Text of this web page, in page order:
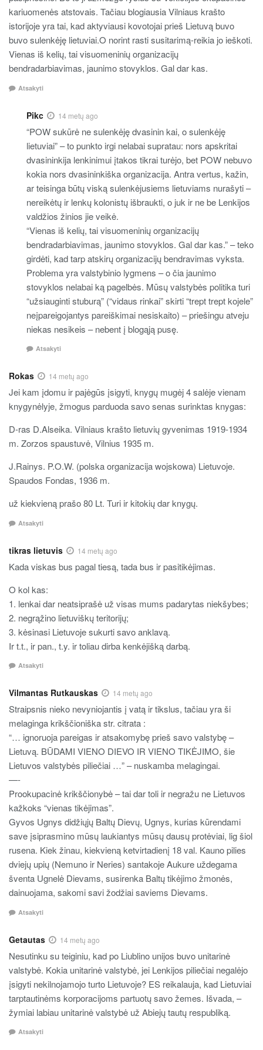
kariuomenės atstovais. Tačiau blogiausia Vilniaus krašto
istorijoje yra tai, kad aktyviausi kovotojai prieš Lietuvą buvo
buvo sulenkėję lietuviai.O norint rasti susitarimą-reikia jo ieškoti.
Vienas iš kelių, tai visuomeninių organizacijų
bendradarbiavimas, jaunimo stovyklos. Gal dar kas.
Atsakyti
Pikc 14 metų ago
“POW sukūrė ne sulenkėję dvasinin kai, o sulenkėję
lietuviai” – to punkto irgi nelabai supratau: nors apskritai
dvasininkija lenkinimui įtakos tikrai turėjo, bet POW nebuvo
kokia nors dvasininkiška organizacija. Antra vertus, kažin,
ar teisinga būtų viską sulenkėjusiems lietuviams nurašyti –
nereikėtų ir lenkų kolonistų išbraukti, o juk ir ne be Lenkijos
valdžios žinios jie veikė.
“Vienas iš kelių, tai visuomeninių organizacijų
bendradarbiavimas, jaunimo stovyklos. Gal dar kas.” – teko
girdėti, kad tarp atskirų organizacijų bendravimas vyksta.
Problema yra valstybinio lygmens – o čia jaunimo
stovyklos nelabai ką pagelbės. Mūsų valstybės politika turi
“užsiauginti stuburą” (“vidaus rinkai” skirti “trept trept kojele”
neįpareigojantys pareiškimai nesiskaito) – priešingu atveju
niekas nesikeis – nebent į blogąją pusę.
Atsakyti
Rokas 14 metų ago
Jei kam įdomu ir pajėgūs įsigyti, knygų mugėj 4 salėje vienam
knygynėlyje, žmogus parduoda savo senas surinktas knygas:
D-ras D.Alseika. Vilniaus krašto lietuvių gyvenimas 1919-1934
m. Zorzos spaustuvė, Vilnius 1935 m.
J.Rainys. P.O.W. (polska organizacija wojskowa) Lietuvoje.
Spaudos Fondas, 1936 m.
už kiekvieną prašo 80 Lt. Turi ir kitokių dar knygų.
Atsakyti
tikras lietuvis 14 metų ago
Kada viskas bus pagal tiesą, tada bus ir pasitikėjimas.
O kol kas:
1. lenkai dar neatsiprašė už visas mums padarytas niekšybes;
2. negrąžino lietuviškų teritorijų;
3. kėsinasi Lietuvoje sukurti savo anklavą.
Ir t.t., ir pan., t.y. ir toliau dirba kenkėjišką darbą.
Atsakyti
Vilmantas Rutkauskas 14 metų ago
Straipsnis nieko nevyniojantis į vatą ir tikslus, tačiau yra ši
melaginga krikščioniška str. citrata :
“… ignoruoja pareigas ir atsakomybę prieš savo valstybę –
Lietuvą. BŪDAMI VIENO DIEVO IR VIENO TIKĖJIMO, šie
Lietuvos valstybės piliečiai …” – nuskamba melagingai.
—-
Prookupacinė krikščionybė – tai dar toli ir negražu ne Lietuvos
kažkoks “vienas tikėjimas”.
Gyvos Ugnys didžiųjų Baltų Dievų, Ugnys, kurias kūrendami
save įsiprasmino mūsų laukiantys mūsų dausų protėviai, lig šiol
rusena. Kiek žinau, kiekvieną ketvirtadienį 18 val. Kauno pilies
dviejų upių (Nemuno ir Neries) santakoje Aukure uždegama
šventa Ugnelė Dievams, susirenka Baltų tikėjimo žmonės,
dainuojama, sakomi savi žodžiai saviems Dievams.
Atsakyti
Getautas 14 metų ago
Nesutinku su teiginiu, kad po Liublino unijos buvo unitarinė
valstybė. Kokia unitarinė valstybė, jei Lenkijos piliečiai negalėjo
įsigyti nekilnojamojo turto Lietuvoje? ES reikalauja, kad Lietuviai
tarptautinėms korporacijoms partuotų savo žemes. Išvada, –
žymiai labiau unitarinė valstybė už Abiejų tautų respubliką.
Atsakyti